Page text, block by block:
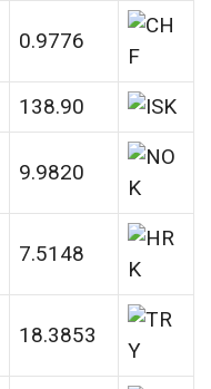
0.9776
138.90
9.9820
7.5148
18.3853